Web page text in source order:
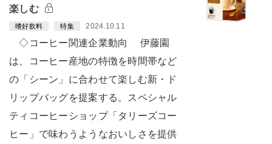
楽しむ
嗜好飲料 特集 2024.10.11
◇コーヒー関連企業動向 伊藤園
は、コーヒー産地の特徴を時間帯など
の「シーン」に合わせて楽しむ新・ド
リップバッグを提案する。スペシャル
ティコーヒーショップ「タリーズコー
ヒー」で味わうようなおいしさを提供